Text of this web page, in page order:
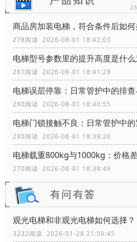
商品房加装电梯，符合条件后如
278阅读 2026-08-01 18:42:03
电梯型号参数里的提升高度是什
281阅读 2026-08-01 18:41:28
电梯误层停靠：日常管护中的排
280阅读 2026-08-01 18:40:55
280阅读 2026-08-01 18:39:20
电梯载重800kg与1000kg：价格
270阅读 2026-08-01 18:38:49
观光电梯和非观光电梯如何选择？
3232阅读 2026-01-28 21:50:45